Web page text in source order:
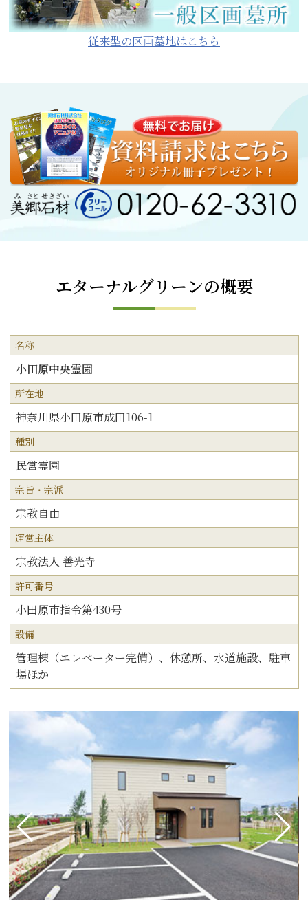
従来型の区画墓地はこちら
エターナルグリーンの概要
名称
小田原中央霊園
所在地
神奈川県小田原市成田106-1
種別
民営霊園
宗旨・宗派
宗教自由
運営主体
宗教法人 善光寺
許可番号
小田原市指令第430号
設備
管理棟（エレベーター完備）、休憩所、水道施設、駐車
場ほか